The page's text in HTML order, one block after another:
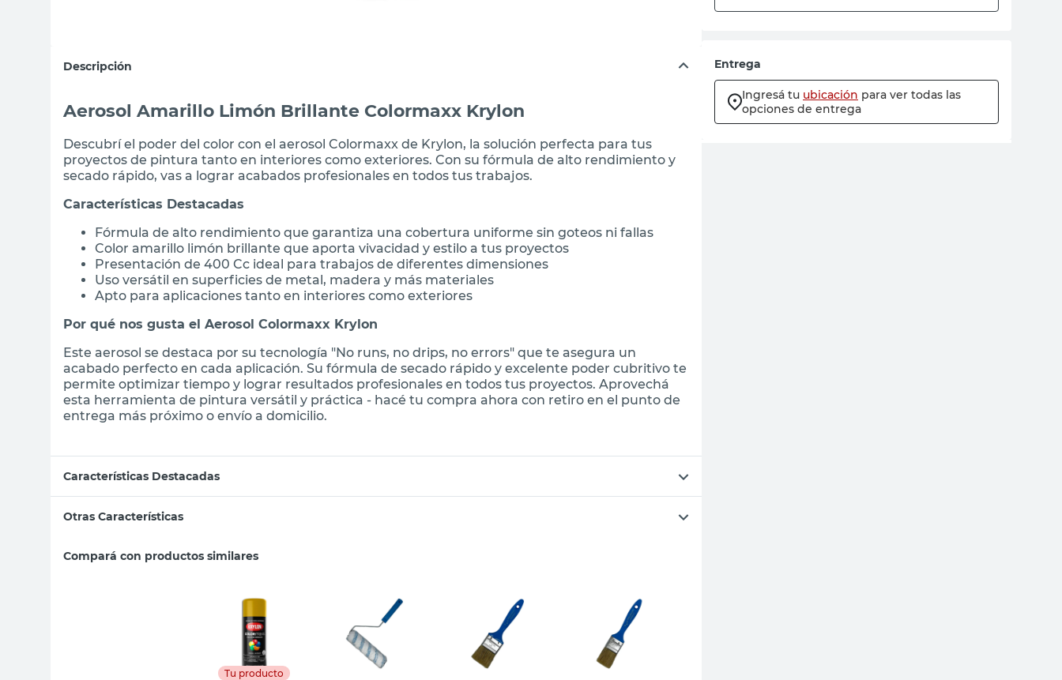
Descripción
Aerosol Amarillo Limón Brillante Colormaxx Krylon
Descubrí el poder del color con el aerosol Colormaxx de Krylon, la solución perfecta para tus
proyectos de pintura tanto en interiores como exteriores. Con su fórmula de alto rendimiento y
secado rápido, vas a lograr acabados profesionales en todos tus trabajos.
Características Destacadas
Fórmula de alto rendimiento que garantiza una cobertura uniforme sin goteos ni fallas
Color amarillo limón brillante que aporta vivacidad y estilo a tus proyectos
Presentación de 400 Cc ideal para trabajos de diferentes dimensiones
Uso versátil en superficies de metal, madera y más materiales
Apto para aplicaciones tanto en interiores como exteriores
Por qué nos gusta el Aerosol Colormaxx Krylon
Este aerosol se destaca por su tecnología "No runs, no drips, no errors" que te asegura un
acabado perfecto en cada aplicación. Su fórmula de secado rápido y excelente poder cubritivo te
permite optimizar tiempo y lograr resultados profesionales en todos tus proyectos. Aprovechá
esta herramienta de pintura versátil y práctica - hacé tu compra ahora con retiro en el punto de
entrega más próximo o envío a domicilio.
Características Destacadas
Otras Características
Compará con productos similares
Tu producto
Entrega
Ingresá tu ubicación para ver todas las
opciones de entrega